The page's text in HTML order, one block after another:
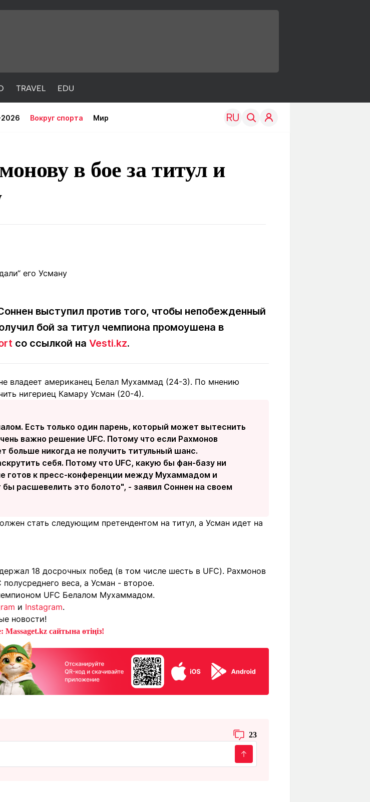
TRAVEL EDU
Вокруг спорта Мир
Вакансии Реклама Пресс-центр
Мы в социальных сетях
в бое за титул и
выступил против того, чтобы непобежденный
бой за титул чемпиона промоушена в
со ссылкой на Vesti.kz.
владеет американец Белал Мухаммад (24-3). По мнению
нигериец Камару Усман (20-4).
Есть только один парень, который может вытеснить
важно решение UFC. Потому что если Рахмонов
больше никогда не получить титульный шанс.
себя. Потому что UFC, какую бы фан-базу ни
готов к пресс-конференции между Мухаммадом и
расшевелить это болото", - заявил Соннен на своем
стать следующим претендентом на титул, а Усман идет на
18 досрочных побед (в том числе шесть в UFC). Рахмонов
веса, а Усман - второе.
UFC Белалом Мухаммадом.
и Instagram.
новости!
Massaget.kz сайтына өтіңіз!
23